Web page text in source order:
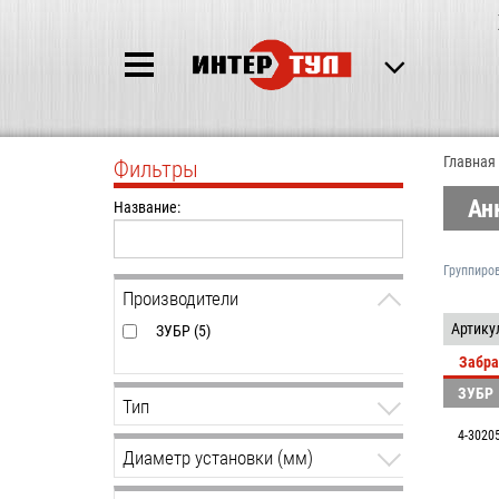
Главная
ЗУБР
4-
Фильтры
Название:
Производители
ЗУБР (5)
Тип
анкер забивной (4)
Диаметр установки (мм)
12 (2)